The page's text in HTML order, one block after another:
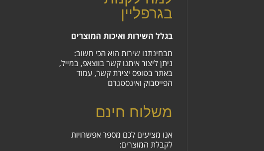
בגרפליין
בגלל השירות ואיכות המוצרים
מבחינתנו שירות הוא הכי חשוב:
ניתן ליצור איתנו קשר בווצאפ, במייל,
באתר בטופס יצירת קשר, עמוד
הפייסבוק ואינסטגרם
משלוח חינם
אנו מציעים לכם מספר אפשרויות
לקבלת המוצרים: